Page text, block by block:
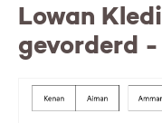
Lowan
gevorderd